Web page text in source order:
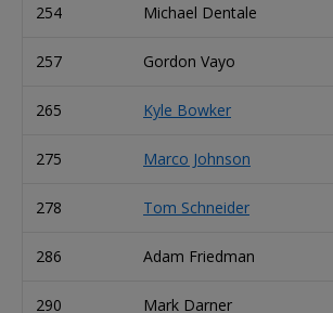
254 Michael Dentale
257 Gordon Vayo
265 Kyle Bowker
275 Marco Johnson
278 Tom Schneider
286 Adam Friedman
290 Mark Darner